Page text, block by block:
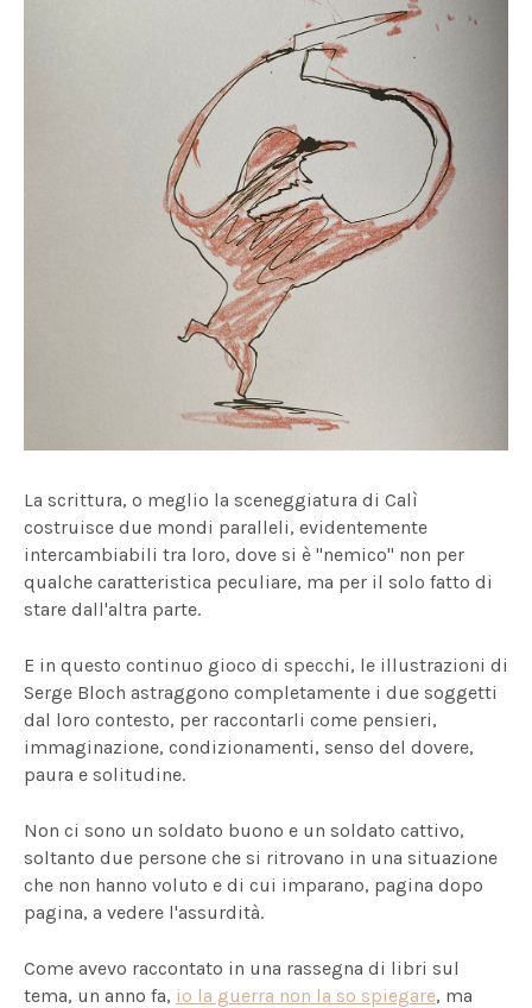
La scrittura, o meglio la sceneggiatura di Calì
costruisce due mondi paralleli, evidentemente
intercambiabili tra loro, dove si è "nemico" non per
qualche caratteristica peculiare, ma per il solo fatto di
stare dall'altra parte.
E in questo continuo gioco di specchi, le illustrazioni di
Serge Bloch astraggono completamente i due soggetti
dal loro contesto, per raccontarli come pensieri,
immaginazione, condizionamenti, senso del dovere,
paura e solitudine.
Non ci sono un soldato buono e un soldato cattivo,
soltanto due persone che si ritrovano in una situazione
che non hanno voluto e di cui imparano, pagina dopo
pagina, a vedere l'assurdità.
Come avevo raccontato in una rassegna di libri sul
tema, un anno fa, io la guerra non la so spiegare, ma